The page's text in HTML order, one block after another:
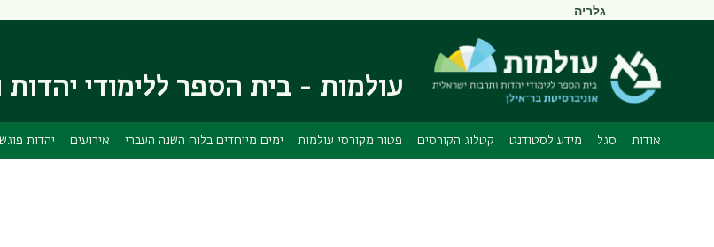
ראשי
תפריט
גלריה
עולמות - בית הספר ללימודי
אודות סגל מידע לסטודנט קטלוג הקורסים פטור מקורסי עולמות ימים מיוחדים בלוח השנה העברי אירועים יהדות